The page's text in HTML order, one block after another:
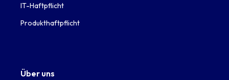
IT-Haftpflicht
Produkthaftpflicht
Über uns